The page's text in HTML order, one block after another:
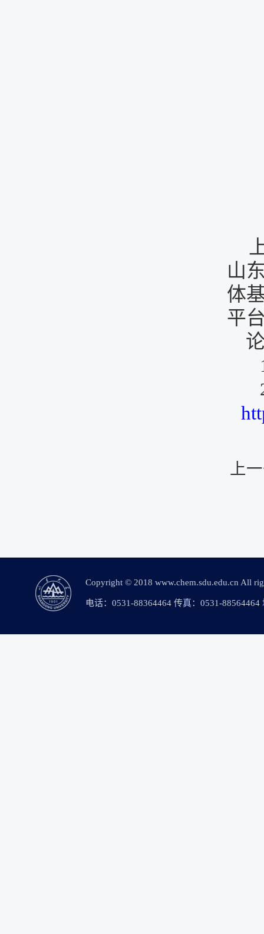
山
体
平
上
Copyright © 2018 www.chem.sdu.edu.cn All
电话：0531-88364464 传真：0531-